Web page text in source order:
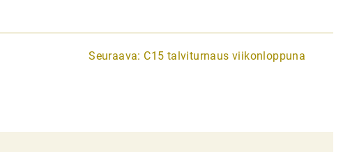
Seuraava: C15 talviturnaus viikonloppuna